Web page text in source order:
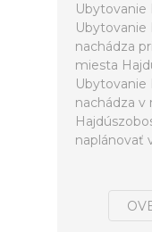
Ubytovanie
Ubytovanie
nachádza
miesta
Ubytovanie
nachádza
naplánovať